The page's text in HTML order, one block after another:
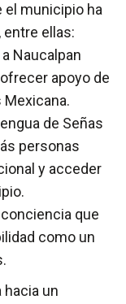
el municipio ha
ellas:
Naucalpan
apoyo de
Mexicana.
de Señas
personas
y acceder
que
como un
hacia un